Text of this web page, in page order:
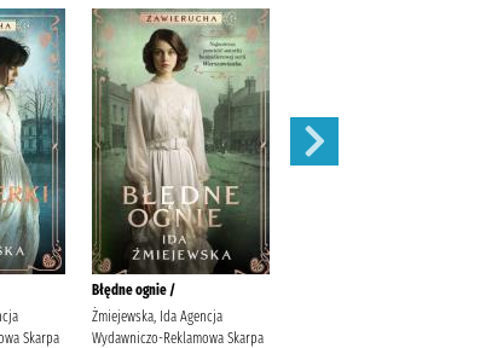
Skarpa
Błędne ognie /
Żmiejewska, Ida Agencja
Wydawniczo-Reklamowa Skarpa